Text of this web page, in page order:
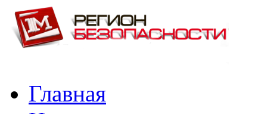
Главная